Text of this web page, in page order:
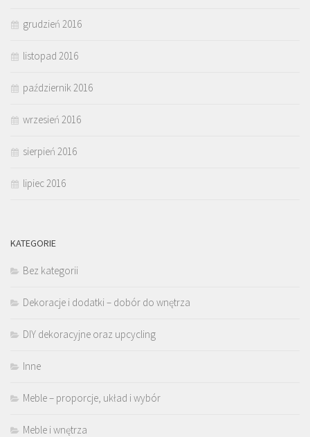
grudzień 2016
listopad 2016
październik 2016
wrzesień 2016
sierpień 2016
lipiec 2016
KATEGORIE
Bez kategorii
Dekoracje i dodatki – dobór do wnętrza
DIY dekoracyjne oraz upcycling
Inne
Meble – proporcje, układ i wybór
Meble i wnętrza